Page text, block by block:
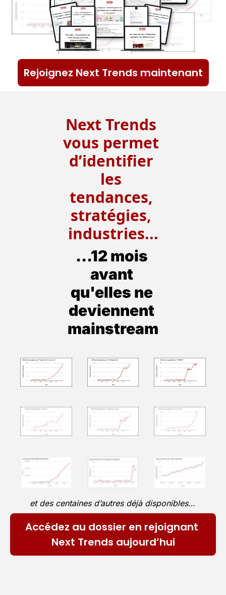
Rejoignez Next Trends maintenant
Next Trends
vous permet
d’identifier
les
tendances,
stratégies,
industries...
...12 mois
avant
qu'elles ne
deviennent
mainstream
et des centaines d’autres déjà disponibles…
Accédez au dossier en rejoignant
Next Trends aujourd’hui